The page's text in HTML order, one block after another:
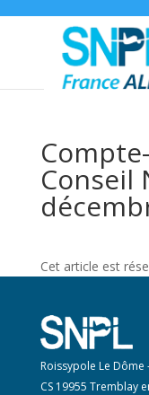
Conseil
Cet article est
Roissypole Le Dôme
CS 19955 Tremblay